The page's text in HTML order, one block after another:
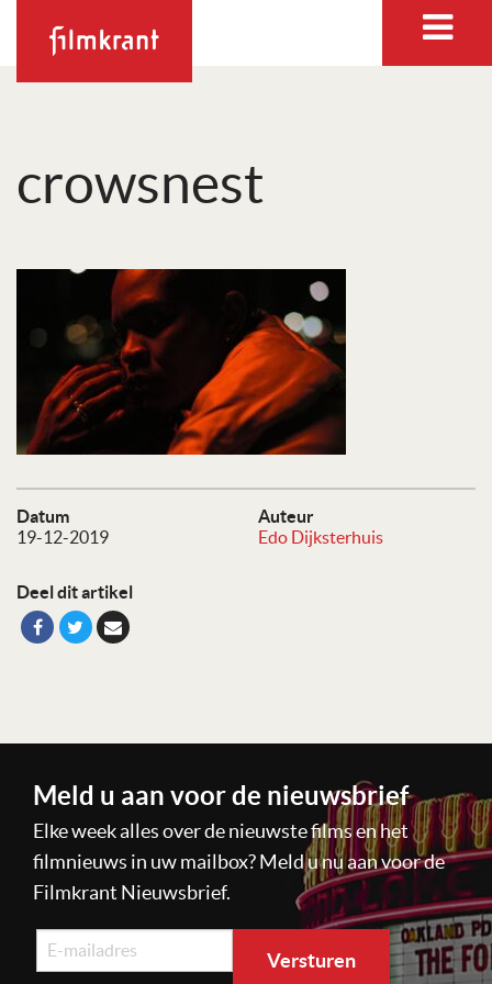
crowsnest
Datum
19-12-2019
Auteur
Edo Dijksterhuis
Deel dit artikel
Meld u aan voor de nieuwsbrief
Elke week alles over de nieuwste films en het
filmnieuws in uw mailbox? Meld u nu aan voor de
Filmkrant Nieuwsbrief.